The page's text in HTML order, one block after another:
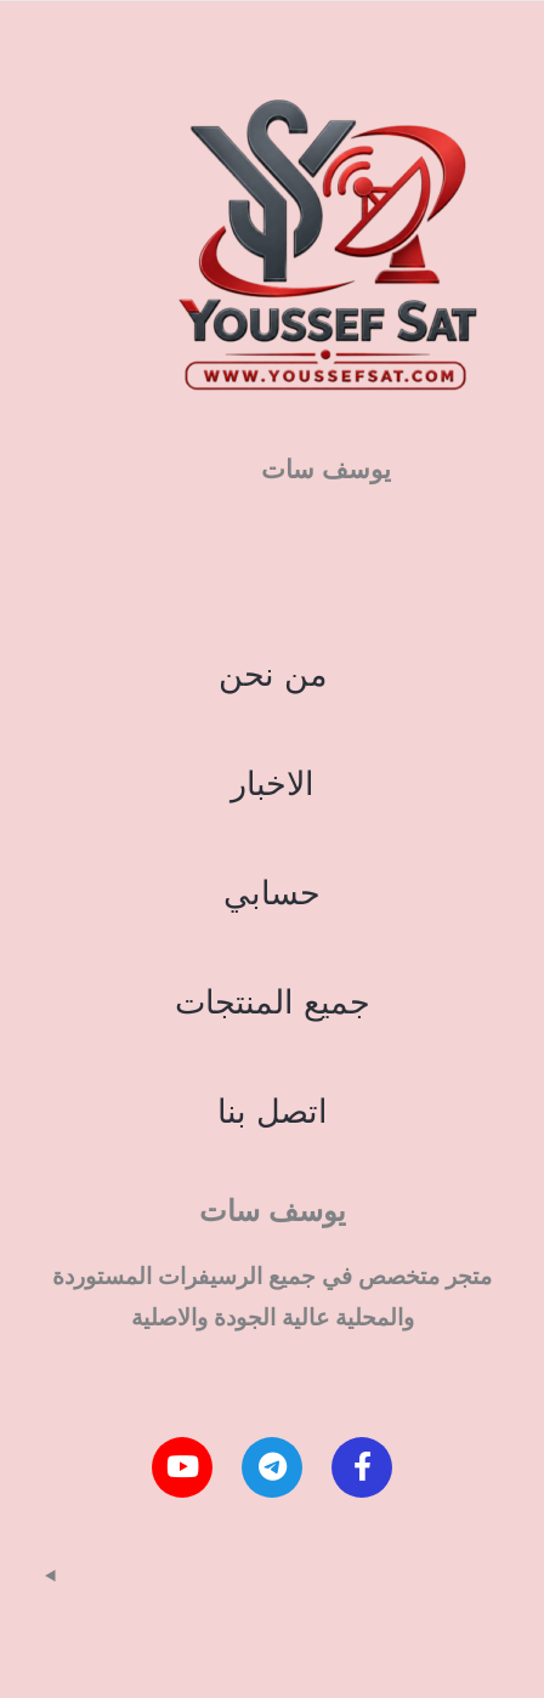
يوسف سات
من نحن
الاخبار
حسابي
جميع المنتجات
اتصل بنا
يوسف سات
متجر متخصص في جميع الرسيفرات المستوردة
والمحلية عالية الجودة والاصلية